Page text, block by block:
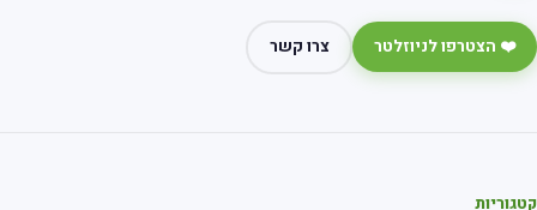
❤️ הצטרפו לניוזלטר צרו קשר